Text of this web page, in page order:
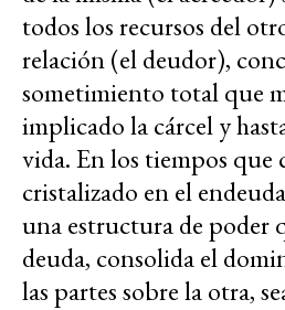
todos los recursos del
relación (el deudor),
sometimiento total que
implicado la cárcel y
vida. En los tiempos que
cristalizado en el
una estructura de poder
deuda, consolida el
las partes sobre la otra,